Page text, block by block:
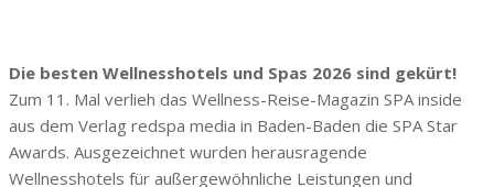
Die besten Wellnesshotels und Spas 2026 sind gekürt!
Zum 11. Mal verlieh das Wellness-Reise-Magazin SPA inside
aus dem Verlag redspa media in Baden-Baden die SPA Star
Awards. Ausgezeichnet wurden herausragende
Wellnesshotels für außergewöhnliche Leistungen und